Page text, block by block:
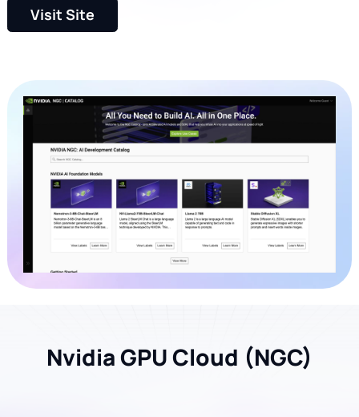
Visit Site
Nvidia GPU Cloud (NGC)